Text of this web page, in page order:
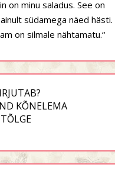
on minu saladus. See on
südamega näed hästi.
on silmale nähtamatu.“
KÕNELEMA